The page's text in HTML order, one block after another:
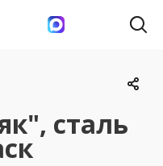
сталь